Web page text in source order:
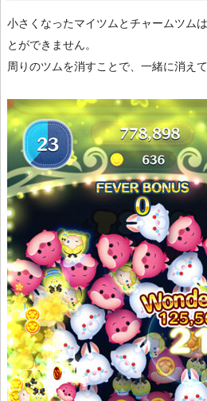
小さくなったマイツムとチャームツム
とができません。
周りのツムを消すことで、一緒に消えて